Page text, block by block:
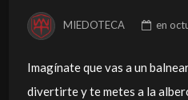
MIEDOTECA en
Imagínate que vas a un
divertirte y te metes a la